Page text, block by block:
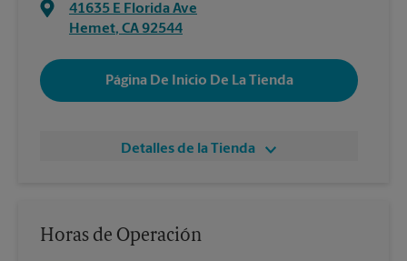
41635 E Florida Ave
Hemet, CA92544
Página De Inicio De La Tienda
Detalles de la Tienda
Horas de Operación